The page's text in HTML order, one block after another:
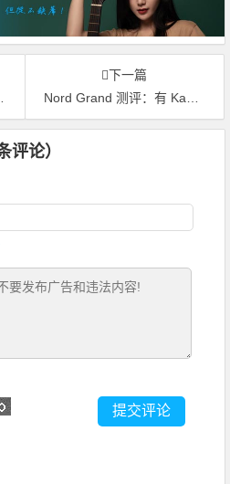
下一篇
Nord Grand 测评：有 Kawai 键床加持就想要统一江湖？有点难
评论）